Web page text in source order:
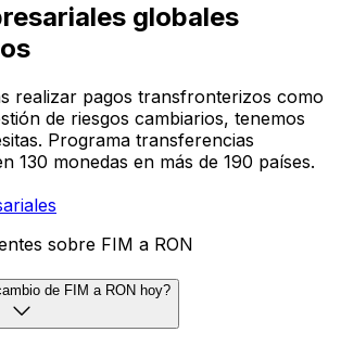
globales
realizar pagos transfronterizos como
de riesgos cambiarios, tenemos
Programa transferencias
130 monedas en más de 190 países.
sobre FIM a RON
de FIM a RON hoy?